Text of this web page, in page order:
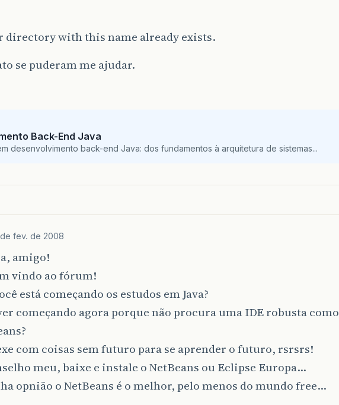
directory with this name already exists.
se puderam me ajudar.
Back-End Java
desenvolvimento back-end Java: dos fundamentos à arquitetura de sistemas...
fev. de 2008
amigo!
vindo ao fórum!
está começando os estudos em Java?
começando agora porque não procura uma IDE robusta como
com coisas sem futuro para se aprender o futuro, rsrsrs!
meu, baixe e instale o NetBeans ou Eclipse Europa…
opnião o NetBeans é o melhor, pelo menos do mundo free…